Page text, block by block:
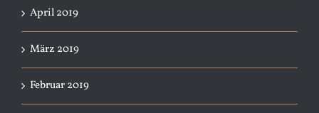
April 2019
März 2019
Februar 2019